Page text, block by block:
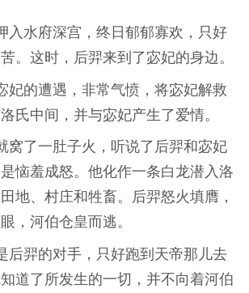
入水府深宫，终日郁郁寡欢，只好
。这时，后羿来到了宓妃的身边。
妃的遭遇，非常气愤，将宓妃解救
氏中间，并与宓妃产生了爱情。
窝了一肚子火，听说了后羿和宓妃
恼羞成怒。他化作一条白龙潜入洛
地、村庄和牲畜。后羿怒火填膺，
，河伯仓皇而逃。
后羿的对手，只好跑到天帝那儿去
道了所发生的一切，并不向着河伯